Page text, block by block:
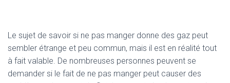
Le sujet de savoir si ne pas manger donne des gaz peut
sembler étrange et peu commun, mais il est en réalité tout
à fait valable. De nombreuses personnes peuvent se
demander si le fait de ne pas manger peut causer des